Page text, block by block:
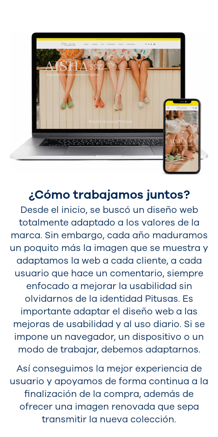
¿Cómo trabajamos juntos?
Desde el inicio, se buscó un diseño web
totalmente adaptado a los valores de la
marca. Sin embargo, cada año maduramos
un poquito más la imagen que se muestra y
adaptamos la web a cada cliente, a cada
usuario que hace un comentario, siempre
enfocado a mejorar la usabilidad sin
olvidarnos de la identidad Pitusas. Es
importante adaptar el diseño web a las
mejoras de usabilidad y al uso diario. Si se
impone un navegador, un dispositivo o un
modo de trabajar, debemos adaptarnos.
Así conseguimos la mejor experiencia de
usuario y apoyamos de forma continua a la
finalización de la compra, además de
ofrecer una imagen renovada que sepa
transmitir la nueva colección.